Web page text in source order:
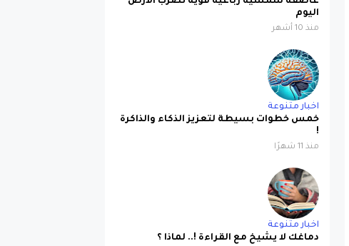
اليوم
منذ 10 أشهر
اخبار متنوعة
خمس خطوات بسيطة لتعزيز الذكاء والذاكرة
!
منذ 11 شهرًا
اخبار متنوعة
دماغك لا يشيخ مع القراءة !.. لماذا ؟